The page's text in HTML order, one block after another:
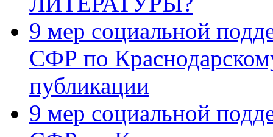
9 мер социальной
СФР по
публикации
9 мер социальной